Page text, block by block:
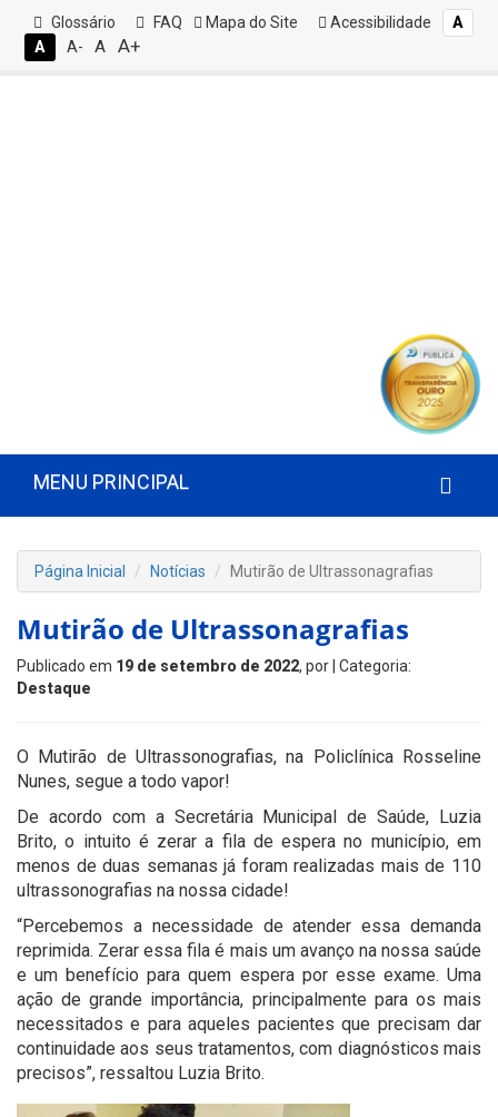
Glossário FAQ Mapa do Site Acessibilidade
A
A
A- A A+
MENU PRINCIPAL
Página Inicial Notícias Mutirão de Ultrassonagrafias
Mutirão de Ultrassonagrafias
Publicado em 19 de setembro de 2022, por | Categoria:
Destaque
O Mutirão de Ultrassonografias, na Policlínica Rosseline
Nunes, segue a todo vapor!
De acordo com a Secretária Municipal de Saúde, Luzia
Brito, o intuito é zerar a fila de espera no município, em
menos de duas semanas já foram realizadas mais de 110
ultrassonografias na nossa cidade!
“Percebemos a necessidade de atender essa demanda
reprimida. Zerar essa fila é mais um avanço na nossa saúde
e um benefício para quem espera por esse exame. Uma
ação de grande importância, principalmente para os mais
necessitados e para aqueles pacientes que precisam dar
continuidade aos seus tratamentos, com diagnósticos mais
precisos”, ressaltou Luzia Brito.